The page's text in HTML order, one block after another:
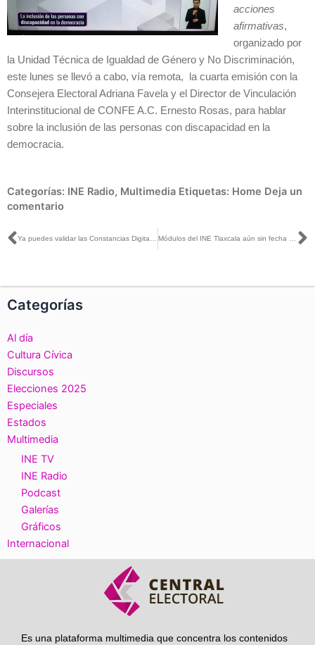
acciones
afirmativas,
organizado por
la Unidad Técnica de Igualdad de Género y No Discriminación,
este lunes se llevó a cabo, vía remota, la cuarta emisión con la
Consejera Electoral Adriana Favela y el Director de Vinculación
Interinstitucional de CONFE A.C. Ernesto Rosas, para hablar
sobre la inclusión de las personas con discapacidad en la
democracia.
Categorías: INE Radio, Multimedia Etiquetas: Home Deja un
comentario
Ant
Categorías
Al día
Cultura Cívica
Discursos
Elecciones 2025
Especiales
Estados
Multimedia
INE TV
INE Radio
Podcast
Galerías
Gráficos
Internacional
Es una plataforma multimedia que concentra los contenidos